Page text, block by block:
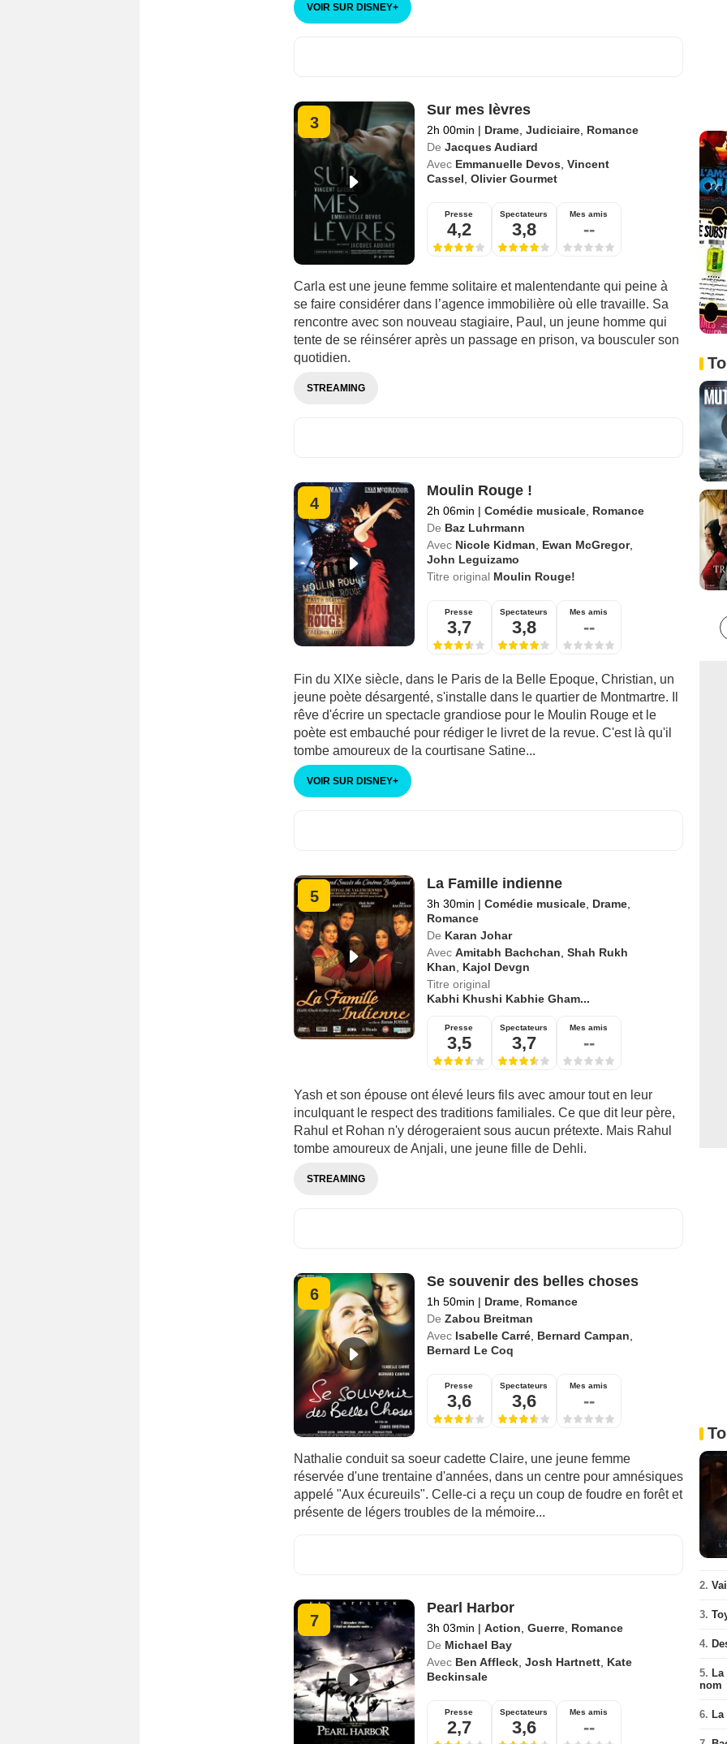
VOIR SUR DISNEY+
3
Sur mes lèvres
2h 00min | Drame, Judiciaire, Romance
De Jacques Audiard
Avec Emmanuelle Devos Vincent
Cassel Olivier Gourmet
Presse
4,2
Spectateurs
3,8
Mes amis
--
Carla est une jeune femme solitaire et malentendante qui peine à
se faire considérer dans l’agence immobilière où elle travaille. Sa
rencontre avec son nouveau stagiaire, Paul, un jeune homme qui
tente de se réinsérer après un passage en prison, va bousculer son
quotidien.
STREAMING
4
Moulin Rouge !
2h 06min | Comédie musicale, Romance
De Baz Luhrmann
Avec Nicole Kidman Ewan McGregor,
John Leguizamo
Titre original Moulin Rouge!
Presse
3,7
Spectateurs
3,8
Mes amis
--
Fin du XIXe siècle, dans le Paris de la Belle Epoque, Christian, un
jeune poète désargenté, s'installe dans le quartier de Montmartre. Il
rêve d'écrire un spectacle grandiose pour le Moulin Rouge et le
poète est embauché pour rédiger le livret de la revue. C'est là qu'il
tombe amoureux de la courtisane Satine...
VOIR SUR DISNEY+
5
La Famille indienne
3h 30min | Comédie musicale, Drame,
Romance
De Karan Johar
Avec Amitabh Bachchan Shah Rukh
Khan
Kajol Devgn
Titre original
Kabhi Khushi Kabhie Gham...
Presse
3,5
Spectateurs
3,7
Mes amis
--
Yash et son épouse ont élevé leurs fils avec amour tout en leur
inculquant le respect des traditions familiales. Ce que dit leur père,
Rahul et Rohan n'y dérogeraient sous aucun prétexte. Mais Rahul
tombe amoureux de Anjali, une jeune fille de Dehli.
STREAMING
6
Se souvenir des belles choses
1h 50min | Drame, Romance
De Zabou Breitman
Avec Isabelle Carré, Bernard Campan
Bernard Le Coq
Presse
3,6
Spectateurs
3,6
Mes amis
--
Nathalie conduit sa soeur cadette Claire, une jeune femme
réservée d'une trentaine d'années, dans un centre pour amnésiques
appelé "Aux écureuils". Celle-ci a reçu un coup de foudre en forêt et
présente de légers troubles de la mémoire...
7
Pearl Harbor
3h 03min | Action Guerre, Romance
De Michael Bay
Avec Ben Affleck, Josh Hartnett, Kate
Beckinsale
Presse
2,7
Spectateurs
3,6
Mes amis
--
2.
3.
4.
5.
nom
6.